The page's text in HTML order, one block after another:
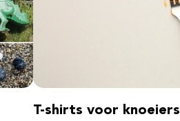
T-shirts voor knoeiers